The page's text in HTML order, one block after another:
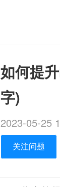
如何提
字)
2023-05-25
关注问题